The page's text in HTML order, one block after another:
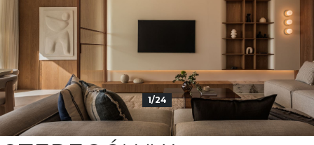
1/24